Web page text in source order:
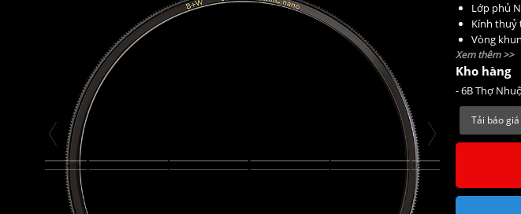
Lớp phủ
Kính thuỷ
Vòng
Xem thêm >>
Kho hàng
- 6B Thợ